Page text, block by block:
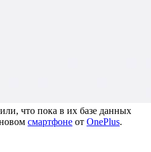
что пока в их базе данных
смартфоне от OnePlus.